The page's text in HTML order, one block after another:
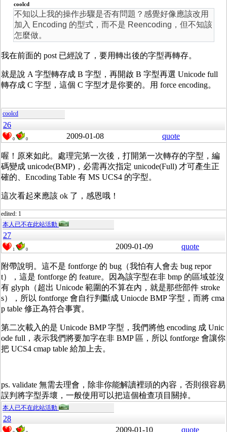
coolcd
不知以上我的操作步驟是否有問題？感覺好像應該改用
加入 Encoding 的型式，而不是 Reencoding，但不知該
怎麼做。
我在前面的 post 已經說了，要用轉出後的字型再轉存。
就是說 A 字型轉存成 B 字型，再開啟 B 字型再選 Unicode full
轉存成 C 字型，這個 C 字型才是你要的。用 force encoding。
coolcd
26
0 0 2009-01-08 quote
喔！原來如此。處理完第一次後，打開第一次轉存的字型，編
碼變成 unicode(BMP)，必需再次指定 unicode(Full) 才可產生正
確的、Encoding Table 有 MS UCS4 的字型。
這次看起來應該 ok 了，感恩哦！
edited: 1
本人已不在此站活動
27
1 0 2009-01-09 quote
附帶說明。這不是 fontforge 的 bug（我怕有人會去 bug repor
t），這是 fontforge 的 feature。因為該字型在非 bmp 的區域並沒
有 glyph（超出 Unicode 範圍的不算在內，就是那些部件 stroke
s），所以 fontforge 會自行判斷成 Uniocde BMP 字型，而將 cma
p table 修正為符合事實。
第二次載入的是 Unicode BMP 字型，我們將他 encoding 成 Unic
ode full，表示我們將要加字在非 BMP 區，所以 fontforge 會讓你
把 UCS4 cmap table 給加上去。
ps. validate 無需去理會，除非你能解讀裡頭的內容，否則很容易
誤判將字型弄壞，一般使用可以把這個檢查項目關掉。
本人已不在此站活動
28
2009-01-10 quote